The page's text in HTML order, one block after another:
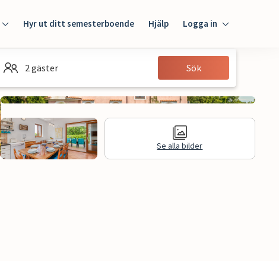
Hyr ut ditt semesterboende Hjälp Logga in
Gäst
2 gäster Sök
Se alla bilder